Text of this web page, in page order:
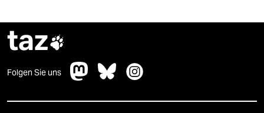
taz
Folgen Sie uns